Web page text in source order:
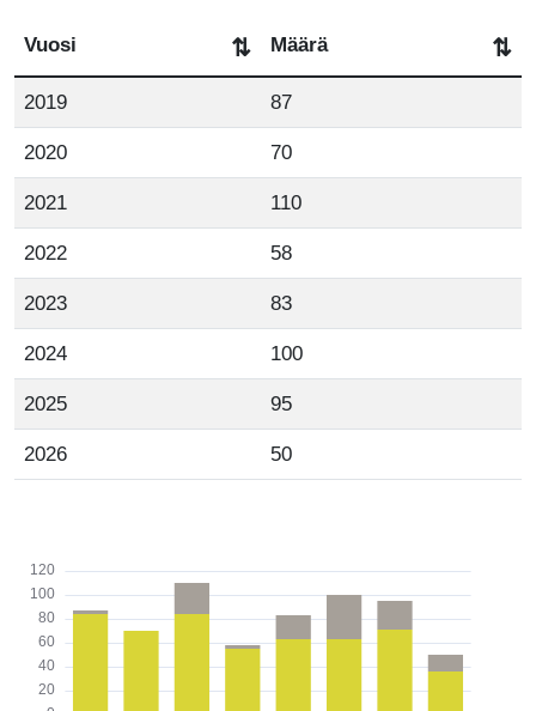
Vuosi ⇅ Määrä ⇅
2019 87
2020 70
2021 110
2022 58
2023 83
2024 100
2025 95
2026 50